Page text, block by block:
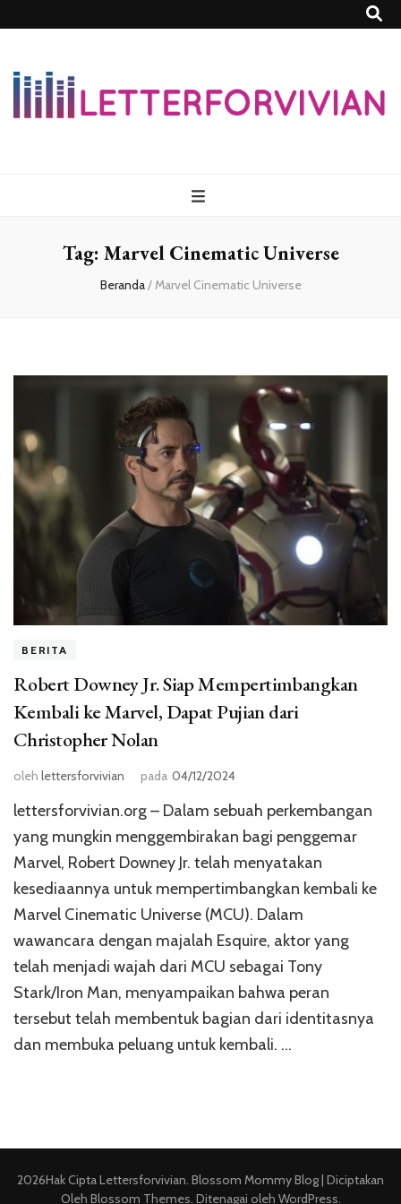
Tag: Marvel Cinematic Universe
Beranda/Marvel Cinematic Universe
BERITA
Robert Downey Jr. Siap Mempertimbangkan
Kembali ke Marvel, Dapat Pujian dari
Christopher Nolan
oleh lettersforvivian pada 04/12/2024
lettersforvivian.org – Dalam sebuah perkembangan
yang mungkin menggembirakan bagi penggemar
Marvel, Robert Downey Jr. telah menyatakan
kesediaannya untuk mempertimbangkan kembali ke
Marvel Cinematic Universe (MCU). Dalam
wawancara dengan majalah Esquire, aktor yang
telah menjadi wajah dari MCU sebagai Tony
Stark/Iron Man, menyampaikan bahwa peran
tersebut telah membentuk bagian dari identitasnya
dan membuka peluang untuk kembali. …
2026Hak CiptaLettersforvivian. Blossom Mommy Blog | Diciptakan
Oleh Blossom Themes. Ditenagai oleh WordPress.